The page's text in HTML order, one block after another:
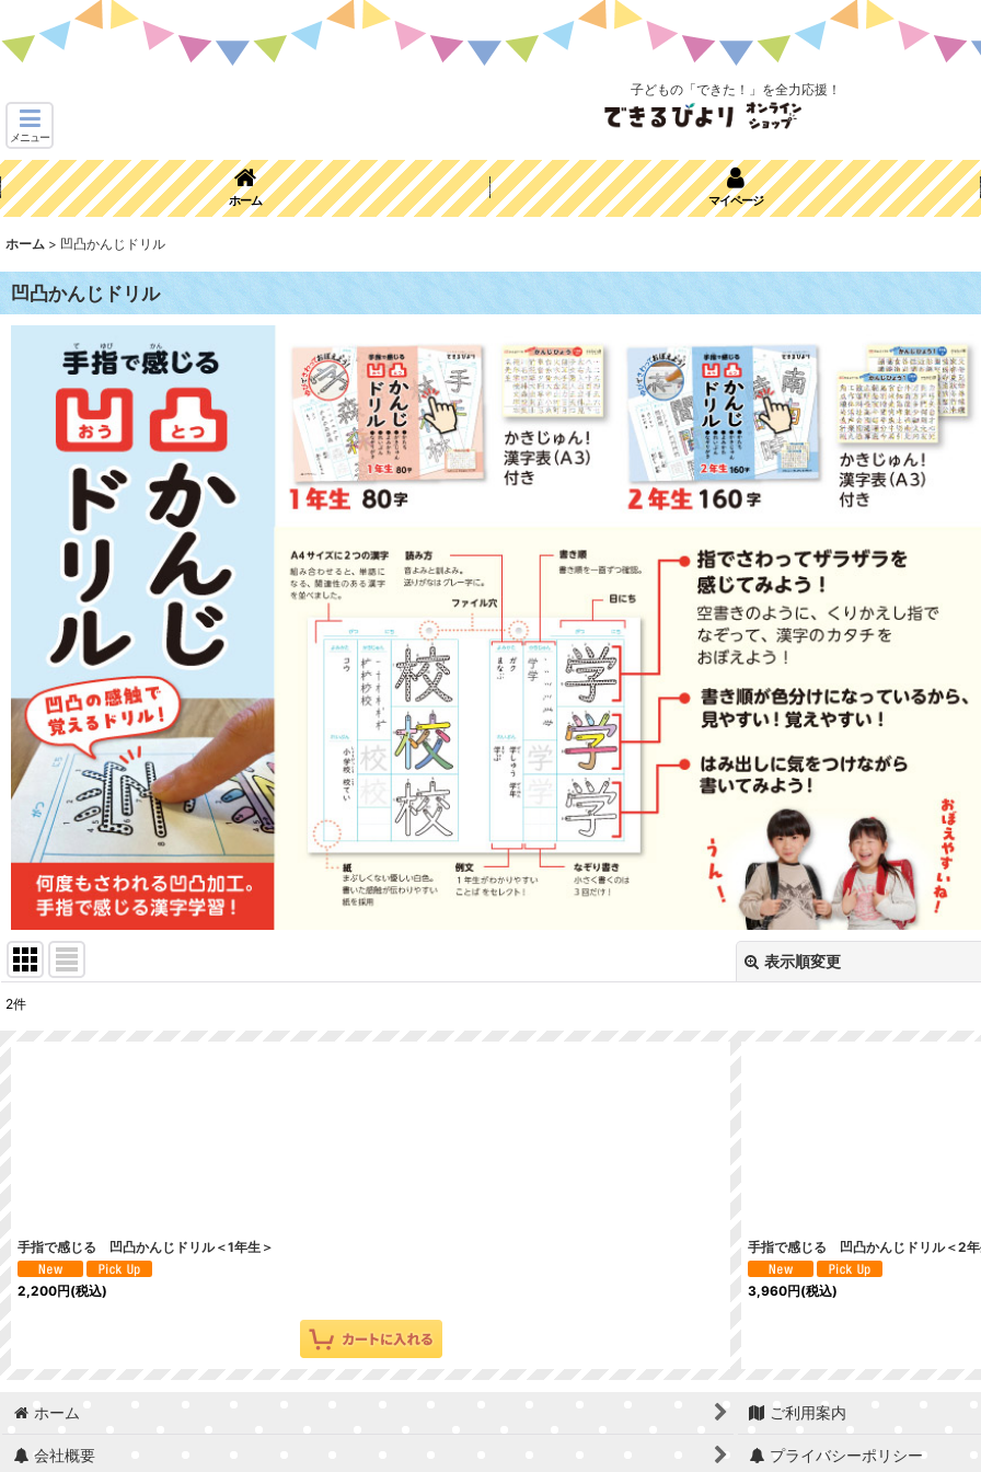
子どもの「できた！」を全力応援！
メニュー
ホーム マイページ
ホーム > 凹凸かんじドリル
凹凸かんじドリル
表示順変更
2件
手指で感じる 凹凸かんじドリル＜1年生＞
2,200円(税込)
手指で感じる 凹凸かんじドリル＜2
3,960円(税込)
ホーム ご利用案内
会社概要 プライバシーポリシー